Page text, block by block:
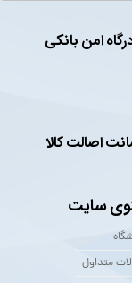
سایت
متداول
امن بانکی
اصالت کالا